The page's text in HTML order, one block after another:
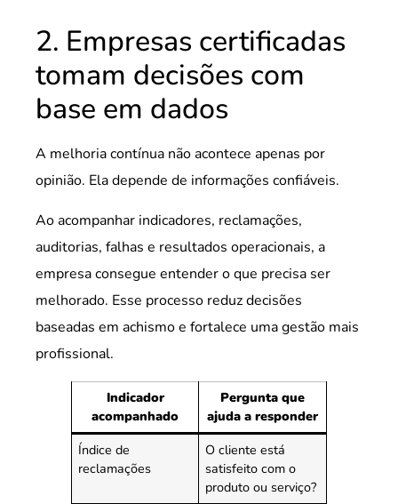
2. Empresas certificadas
tomam decisões com
base em dados
A melhoria contínua não acontece apenas por
opinião. Ela depende de informações confiáveis.
Ao acompanhar indicadores, reclamações,
auditorias, falhas e resultados operacionais, a
empresa consegue entender o que precisa ser
melhorado. Esse processo reduz decisões
baseadas em achismo e fortalece uma gestão mais
profissional.
Indicador
acompanhado
Pergunta que
ajuda a responder
Índice de
reclamações
O cliente está
satisfeito com o
produto ou serviço?